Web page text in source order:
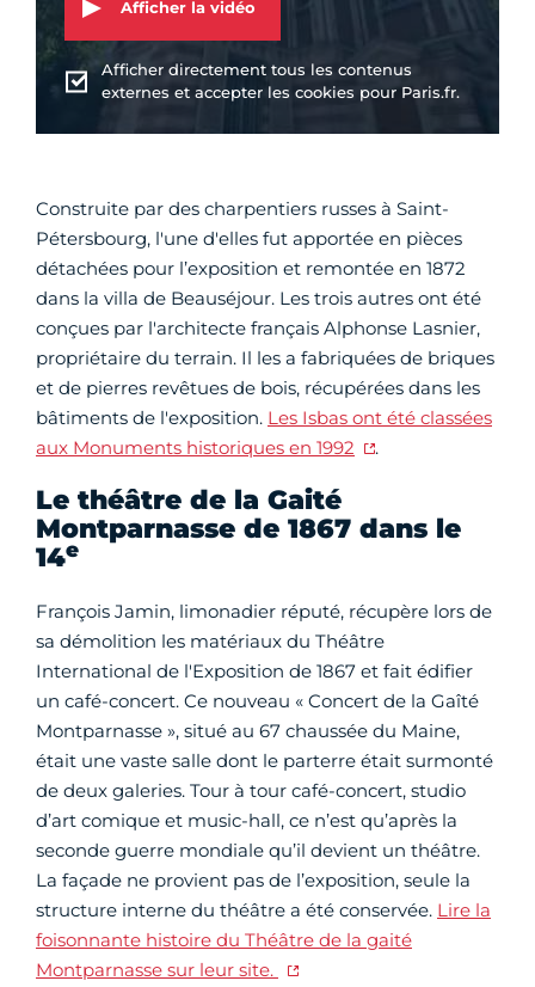
Afficher la vidéo
Afficher directement tous les contenus
externes et accepter les cookies pour Paris.fr.
Construite par des charpentiers russes à Saint-
Pétersbourg, l'une d'elles fut apportée en pièces
détachées pour l’exposition et remontée en 1872
dans la villa de Beauséjour. Les trois autres ont été
conçues par l'architecte français Alphonse Lasnier,
propriétaire du terrain. Il les a fabriquées de briques
et de pierres revêtues de bois, récupérées dans les
bâtiments de l'exposition. Les Isbas ont été classées
aux Monuments historiques en 1992
.
Le théâtre de la Gaité
Montparnasse de 1867 dans le
14e
François Jamin, limonadier réputé, récupère lors de
sa démolition les matériaux du Théâtre
International de l'Exposition de 1867 et fait édifier
un café-concert. Ce nouveau « Concert de la Gaîté
Montparnasse », situé au 67 chaussée du Maine,
était une vaste salle dont le parterre était surmonté
de deux galeries. Tour à tour café-concert, studio
d’art comique et music-hall, ce n’est qu’après la
seconde guerre mondiale qu’il devient un théâtre.
La façade ne provient pas de l’exposition, seule la
structure interne du théâtre a été conservée. Lire la
foisonnante histoire du Théâtre de la gaité
Montparnasse sur leur site.